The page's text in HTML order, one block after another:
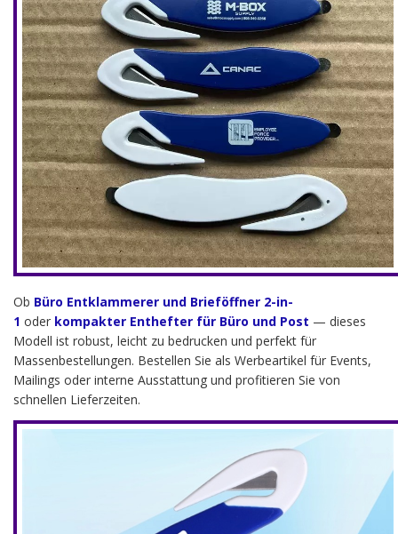
Ob Büro Entklammerer und Brieföffner 2-in-
1 oder kompakter Enthefter für Büro und Post — dieses
Modell ist robust, leicht zu bedrucken und perfekt für
Massenbestellungen. Bestellen Sie als Werbeartikel für Events,
Mailings oder interne Ausstattung und profitieren Sie von
schnellen Lieferzeiten.